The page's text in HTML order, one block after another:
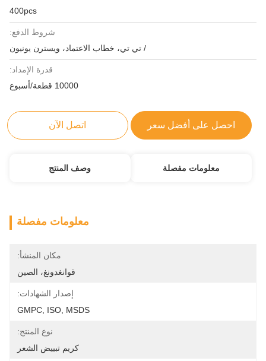
400pcs
شروط الدفع:
/ تي تي، خطاب الاعتماد، ويسترن يونيون
قدرة الإمداد:
10000 قطعة/أسبوع
احصل على أفضل سعر اتصل الآن
معلومات مفصلة وصف المنتج
معلومات مفصلة
مكان المنشأ:
قوانغدونغ، الصين
إصدار الشهادات:
GMPC, ISO, MSDS
نوع المنتج:
كريم تبييض الشعر